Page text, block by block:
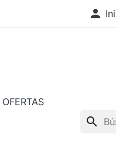

OFERTAS
search